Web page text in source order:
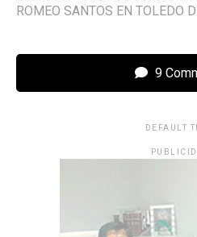
ROMEO SANTOS EN TOLEDO
9
DEFAULT